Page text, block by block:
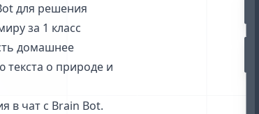
для решения
за 1 класс
домашнее
текста о природе и
в чат с Brain Bot.